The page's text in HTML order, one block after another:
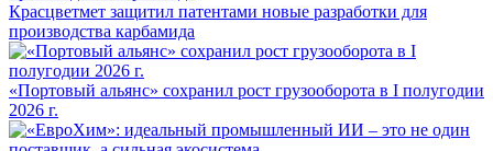
Красцветмет защитил патентами новые разработки для
производства карбамида
«Портовый альянс» сохранил рост грузооборота в I полугодии
2026 г.